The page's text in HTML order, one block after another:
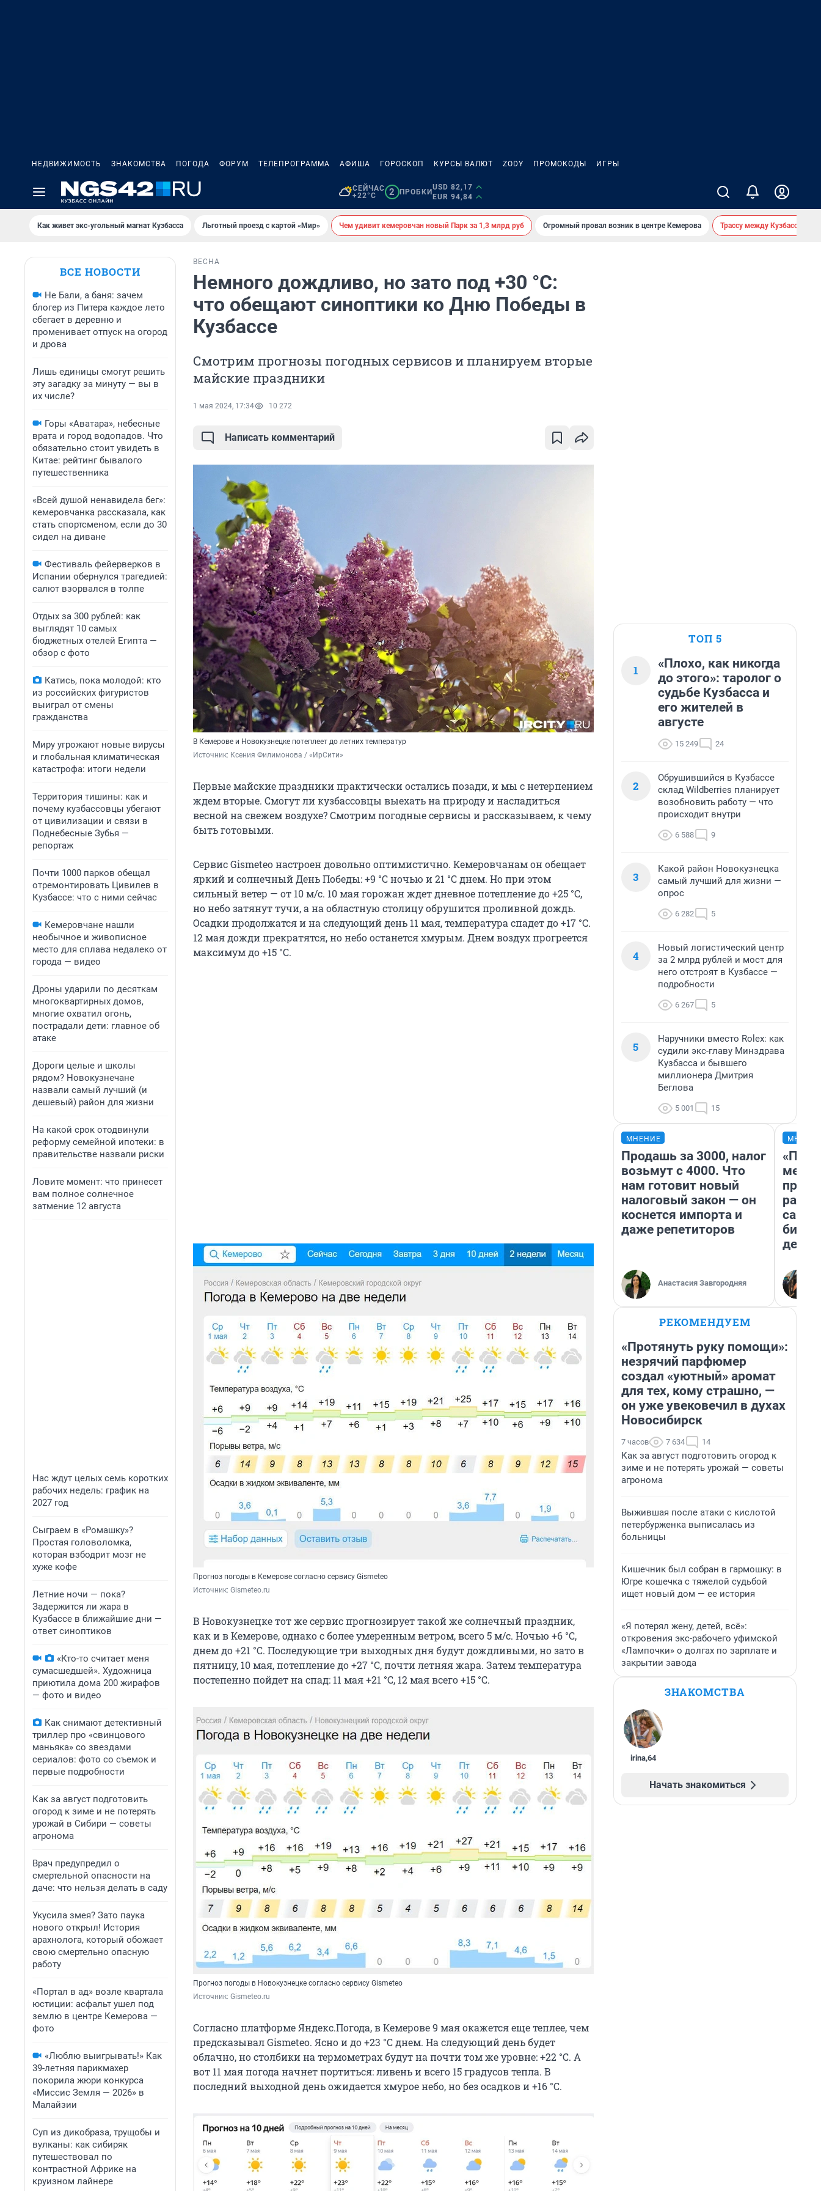
НЕДВИЖИМОСТЬ ЗНАКОМСТВА ПОГОДА ФОРУМ ТЕЛЕПРОГРАММА АФИША ГОРОСКОП КУРСЫ ВАЛЮТ ZODY ПРОМОКОДЫ ИГРЫ
СЕЙЧАС
+22°C
2 ПРОБКИ
USD 82,17
EUR 94,84
Как живет экс-угольный магнат Кузбасса Льготный проезд с картой «Мир» Чем удивит кемеровчан новый Парк за 1,3 млрд руб Огромный провал возник в центре Кемерова Трассу между Кузбассом и
ВСЕ НОВОСТИ
Не Бали, а баня: зачем
блогер из Питера каждое лето
сбегает в деревню и
променивает отпуск на огород
и дрова
Лишь единицы смогут решить
эту загадку за минуту — вы в
их числе?
Горы «Аватара», небесные
врата и город водопадов. Что
обязательно стоит увидеть в
Китае: рейтинг бывалого
путешественника
«Всей душой ненавидела бег»:
кемеровчанка рассказала, как
стать спортсменом, если до 30
сидел на диване
Фестиваль фейерверков в
Испании обернулся трагедией:
салют взорвался в толпе
Отдых за 300 рублей: как
выглядят 10 самых
бюджетных отелей Египта —
обзор с фото
Катись, пока молодой: кто
из российских фигуристов
выиграл от смены
гражданства
Миру угрожают новые вирусы
и глобальная климатическая
катастрофа: итоги недели
Территория тишины: как и
почему кузбассовцы убегают
от цивилизации и связи в
Поднебесные Зубья —
репортаж
Почти 1000 парков обещал
отремонтировать Цивилев в
Кузбассе: что с ними сейчас
Кемеровчане нашли
необычное и живописное
место для сплава недалеко от
города — видео
Дроны ударили по десяткам
многоквартирных домов,
многие охватил огонь,
пострадали дети: главное об
атаке
Дороги целые и школы
рядом? Новокузнечане
назвали самый лучший (и
дешевый) район для жизни
На какой срок отодвинули
реформу семейной ипотеки: в
правительстве назвали риски
Ловите момент: что принесет
вам полное солнечное
затмение 12 августа
Нас ждут целых семь коротких
рабочих недель: график на
2027 год
Сыграем в «Ромашку»?
Простая головоломка,
которая взбодрит мозг не
хуже кофе
Летние ночи — пока?
Задержится ли жара в
Кузбассе в ближайшие дни —
ответ синоптиков
«Кто-то считает меня
сумасшедшей». Художница
приютила дома 200 жирафов
— фото и видео
Как снимают детективный
триллер про «свинцового
маньяка» со звездами
сериалов: фото со съемок и
первые подробности
Как за август подготовить
огород к зиме и не потерять
урожай в Сибири — советы
агронома
Врач предупредил о
смертельной опасности на
даче: что нельзя делать в саду
Укусила змея? Зато паука
нового открыл! История
арахнолога, который обожает
свою смертельно опасную
работу
«Портал в ад» возле квартала
юстиции: асфальт ушел под
землю в центре Кемерова —
фото
«Люблю выигрывать!» Как
39-летняя парикмахер
покорила жюри конкурса
«Миссис Земля — 2026» в
Малайзии
Суп из дикобраза, трущобы и
вулканы: как сибиряк
путешествовал по
контрастной Африке на
круизном лайнере
ВЕСНА
Немного дождливо, но зато под +30 °С:
что обещают синоптики ко Дню Победы в
Кузбассе
Смотрим прогнозы погодных сервисов и планируем вторые
майские праздники
1 мая 2024, 17:34 10 272
Написать комментарий
В Кемерове и Новокузнецке потеплеет до летних температур
Источник: Ксения Филимонова / «ИрСити»
Первые майские праздники практически остались позади, и мы с нетерпением
ждем вторые. Смогут ли кузбассовцы выехать на природу и насладиться
весной на свежем воздухе? Смотрим погодные сервисы и рассказываем, к чему
быть готовыми.
Сервис Gismeteo настроен довольно оптимистично. Кемеровчанам он обещает
яркий и солнечный День Победы: +9 °С ночью и 21 °С днем. Но при этом
сильный ветер — от 10 м/с. 10 мая горожан ждет дневное потепление до +25 °С,
но небо затянут тучи, а на областную столицу обрушится проливной дождь.
Осадки продолжатся и на следующий день 11 мая, температура спадет до +17 °С.
12 мая дожди прекратятся, но небо останется хмурым. Днем воздух прогреется
максимум до +15 °С.
Прогноз погоды в Кемерове согласно сервису Gismeteo
Источник: Gismeteo.ru
В Новокузнецке тот же сервис прогнозирует такой же солнечный праздник,
как и в Кемерове, однако с более умеренным ветром, всего 5 м/с. Ночью +6 °С,
днем до +21 °С. Последующие три выходных дня будут дождливыми, но зато в
пятницу, 10 мая, потепление до +27 °С, почти летняя жара. Затем температура
постепенно пойдет на спад: 11 мая +21 °С, 12 мая всего +15 °С.
Прогноз погоды в Новокузнецке согласно сервису Gismeteo
Источник: Gismeteo.ru
Согласно платформе Яндекс.Погода, в Кемерове 9 мая окажется еще теплее, чем
предсказывал Gismeteo. Ясно и до +23 °С днем. На следующий день будет
облачно, но столбики на термометрах будут на почти том же уровне: +22 °С. А
вот 11 мая погода начнет портиться: ливень и всего 15 градусов тепла. В
последний выходной день ожидается хмурое небо, но без осадков и +16 °С.
ТОП 5
1
«Плохо, как никогда
до этого»: таролог о
судьбе Кузбасса и
его жителей в
августе
15 249 24
2
Обрушившийся в Кузбассе
склад Wildberries планирует
возобновить работу — что
происходит внутри
6 588 9
3
Какой район Новокузнецка
самый лучший для жизни —
опрос
6 282 5
4
Новый логистический центр
за 2 млрд рублей и мост для
него отстроят в Кузбассе —
подробности
6 267 5
5
Наручники вместо Rolex: как
судили экс-главу Минздрава
Кузбасса и бывшего
миллионера Дмитрия
Беглова
5 001 15
МНЕНИЕ
Продашь за 3000, налог
возьмут с 4000. Что
нам готовит новый
налоговый закон — он
коснется импорта и
даже репетиторов
Анастасия Завгородняя
РЕКОМЕНДУЕМ
«Протянуть руку помощи»:
незрячий парфюмер
создал «уютный» аромат
для тех, кому страшно, —
он уже увековечил в духах
Новосибирск
7 часов 7 634 14
Как за август подготовить огород к
зиме и не потерять урожай — советы
агронома
Выжившая после атаки с кислотой
петербурженка выписалась из
больницы
Кишечник был собран в гармошку: в
Югре кошечка с тяжелой судьбой
ищет новый дом — ее история
«Я потерял жену, детей, всё»:
откровения экс-рабочего уфимской
«Лампочки» о долгах по зарплате и
закрытии завода
ЗНАКОМСТВА
irina,64
Начать знакомиться